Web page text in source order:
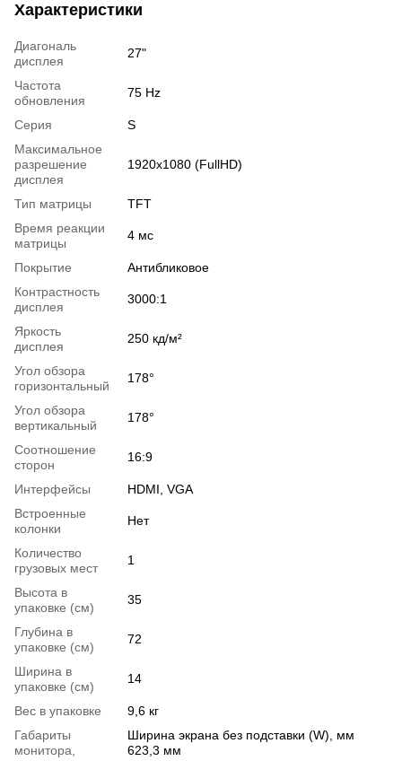
Характеристики
Диагональ
дисплея
27"
Частота
обновления
75 Hz
Серия
S
Максимальное
разрешение
дисплея
1920x1080 (FullHD)
Тип матрицы
TFT
Время реакции
матрицы
4 мс
Покрытие
Антибликовое
Контрастность
дисплея
3000:1
Яркость
дисплея
250 кд/м²
Угол обзора
горизонтальный
178°
Угол обзора
вертикальный
178°
Соотношение
сторон
16:9
Интерфейсы
HDMI, VGA
Встроенные
колонки
Нет
Количество
грузовых мест
1
Высота в
упаковке (см)
35
Глубина в
упаковке (см)
72
Ширина в
упаковке (см)
14
Вес в упаковке
9,6 кг
Габариты
монитора,
Ширина экрана без подставки (W), мм
623,3 мм